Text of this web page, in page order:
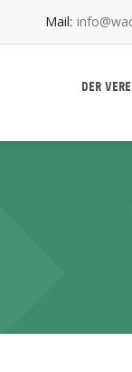
Mail:
DER